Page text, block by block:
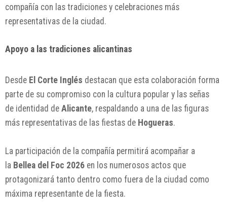
compañía con las tradiciones y celebraciones más
representativas de la ciudad.
Apoyo a las tradiciones alicantinas
Desde El Corte Inglés destacan que esta colaboración forma
parte de su compromiso con la cultura popular y las señas
de identidad de Alicante, respaldando a una de las figuras
más representativas de las fiestas de Hogueras.
La participación de la compañía permitirá acompañar a
la Bellea del Foc 2026 en los numerosos actos que
protagonizará tanto dentro como fuera de la ciudad como
máxima representante de la fiesta.